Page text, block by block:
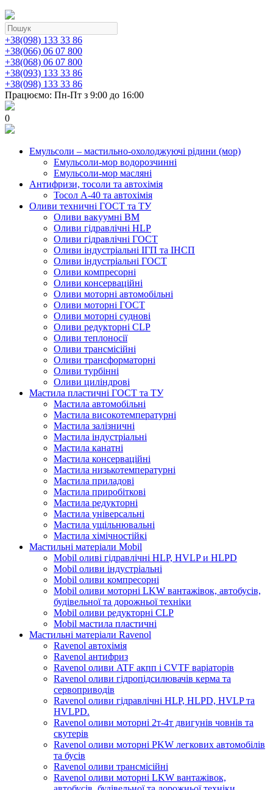
+38(098) 133 33 86
+38(066) 06 07 800
+38(068) 06 07 800
+38(093) 133 33 86
+38(098) 133 33 86
Працюємо: Пн-Пт з 9:00 до 16:00
0
Емульсоли – мастильно-охолоджуючі рідини (мор)
Емульсоли-мор водорозчинні
Емульсоли-мор масляні
Антифризи, тосоли та автохімія
Тосол А-40 та автохімія
Оливи техничні ГОСТ та ТУ
Оливи вакуумні ВМ
Оливи гідравлічні HLP
Оливи гідравлічні ГОСТ
Оливи індустріальні ІГП та ІНСП
Оливи індустріальні ГОСТ
Оливи компресорні
Оливи консерваційні
Оливи моторні автомобільні
Оливи моторні ГОСТ
Оливи моторні суднові
Оливи редукторні CLP
Оливи теплоносії
Оливи трансмісійні
Оливи трансформаторні
Оливи турбінні
Оливи циліндрові
Мастила пластичні ГОСТ та ТУ
Мастила автомобільні
Мастила високотемпературні
Мастила залізничні
Мастила індустріальні
Мастила канатні
Мастила консерваційні
Мастила низькотемпературні
Мастила приладові
Мастила приробіткові
Мастила редукторні
Мастила універсальні
Мастила ущільнювальні
Мастила хімічностійкі
Мастильні матеріали Mobil
Mobil оливі гідравлічні HLP, HVLP и HLPD
Mobil оливи індустріальні
Mobil оливи компресорні
Mobil оливи моторні LKW вантажівок, автобусів,
будівельної та дорожньої техніки
Mobil оливи редукторні CLP
Mobil мастила пластичні
Мастильні матеріали Ravenol
Ravenol автохімія
Ravenol антифриз
Ravenol оливи ATF акпп і CVTF варіаторів
Ravenol оливи гідропідсилювачів керма та
сервоприводів
Ravenol оливи гідравлічні HLP, HLPD, HVLP та
HVLPD.
Ravenol оливи моторні 2т-4т двигунів човнів та
скутерів
Ravenol оливи моторні PKW легкових автомобілів
та бусів
Ravenol оливи трансмісійні
Ravenol оливи моторні LKW вантажівок,